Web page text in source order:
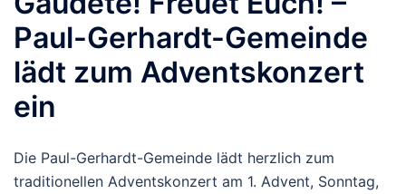
Paul-Gerhardt-Gemeinde
lädt zum Adventskonzert
ein
Die Paul-Gerhardt-Gemeinde lädt herzlich zum
traditionellen Adventskonzert am 1. Advent, Sonntag,